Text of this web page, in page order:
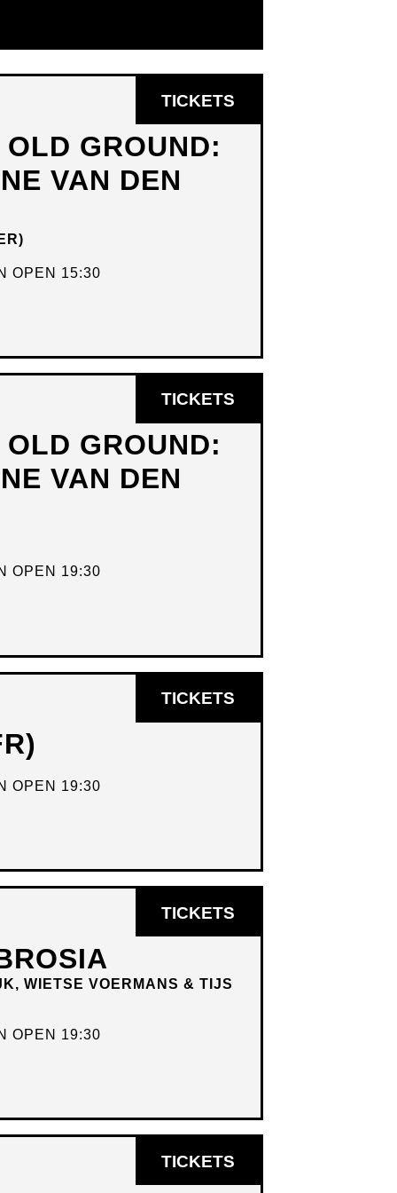
GROUND:
VAN DEN
OPEN 15:30
TICKETS
IN
GROUND:
VAN DEN
OPEN 19:30
TICKETS
IN
OPEN 19:30
TICKETS
IN
WIETSE VOERMANS & TIJS
OPEN 19:30
TICKETS
IN
TICKETS
IN